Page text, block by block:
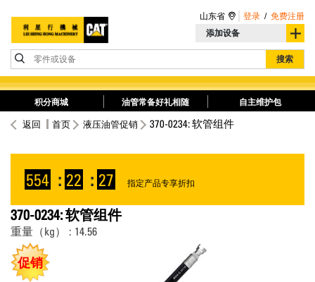
添加设备
零件或设备 搜索
山东省 登录 / 免费注册
积分商城 油管常备好礼相随 自主维护包
返回 首页 液压油管促销 370-0234: 软管组件
554 : 22 : 27 指定产品专享折扣
370-0234: 软管组件
重量（kg） : 14.56
促销